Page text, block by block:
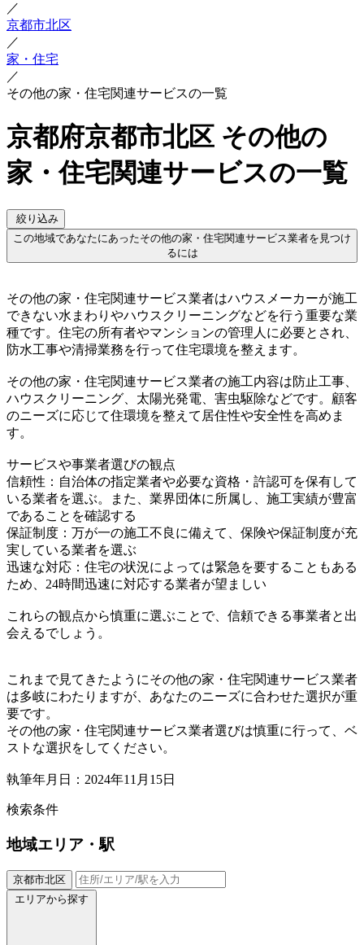
／
京都市北区
／
家・住宅
／
その他の家・住宅関連サービスの一覧
京都府京都市北区 その他の
家・住宅関連サービスの一覧
絞り込み
この地域であなたにあったその他の家・住宅関連サービス業者を見つけ
るには
その他の家・住宅関連サービス業者はハウスメーカーが施工
できない水まわりやハウスクリーニングなどを行う重要な業
種です。住宅の所有者やマンションの管理人に必要とされ、
防水工事や清掃業務を行って住宅環境を整えます。
その他の家・住宅関連サービス業者の施工内容は防止工事、
ハウスクリーニング、太陽光発電、害虫駆除などです。顧客
のニーズに応じて住環境を整えて居住性や安全性を高めま
す。
サービスや事業者選びの観点
信頼性：自治体の指定業者や必要な資格・許認可を保有して
いる業者を選ぶ。また、業界団体に所属し、施工実績が豊富
であることを確認する
保証制度：万が一の施工不良に備えて、保険や保証制度が充
実している業者を選ぶ
迅速な対応：住宅の状況によっては緊急を要することもある
ため、24時間迅速に対応する業者が望ましい
これらの観点から慎重に選ぶことで、信頼できる事業者と出
会えるでしょう。
これまで見てきたようにその他の家・住宅関連サービス業者
は多岐にわたりますが、あなたのニーズに合わせた選択が重
要です。
その他の家・住宅関連サービス業者選びは慎重に行って、ベ
ストな選択をしてください。
執筆年月日：2024年11月15日
検索条件
地域エリア・駅
京都市北区
エリアから探す